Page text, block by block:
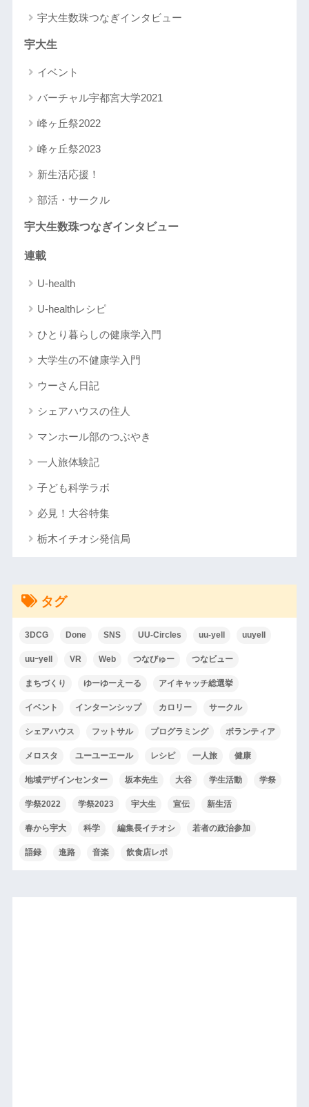
宇大生数珠つなぎインタビュー
宇大生
イベント
バーチャル宇都宮大学2021
峰ヶ丘祭2022
峰ヶ丘祭2023
新生活応援！
部活・サークル
宇大生数珠つなぎインタビュー
連載
U-health
U-healthレシピ
ひとり暮らしの健康学入門
大学生の不健康学入門
ウーさん日記
シェアハウスの住人
マンホール部のつぶやき
一人旅体験記
子ども科学ラボ
必見！大谷特集
栃木イチオシ発信局
タグ
3DCG Done SNS UU-Circles uu-yell uuyell
uuｰyell VR Web つなびゅー つなビュー
まちづくり ゆーゆーえーる アイキャッチ総選挙
イベント インターンシップ カロリー サークル
シェアハウス フットサル プログラミング ボランティア
メロスタ ユーユーエール レシピ 一人旅 健康
地域デザインセンター 坂本先生 大谷 学生活動 学祭
学祭2022 学祭2023 宇大生 宣伝 新生活
春から宇大 科学 編集長イチオシ 若者の政治参加
語録 進路 音楽 飲食店レポ